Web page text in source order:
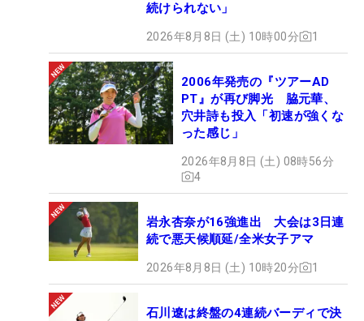
続けられない」
2026年8月8日 (土) 10時00分 1
2006年発売の『ツアーAD
PT』が再び脚光 脇元華、
穴井詩も投入「初速が強くな
った感じ」
2026年8月8日 (土) 08時56分
4
岩永杏奈が16強進出 大会は3日連
続で悪天候順延/全米女子アマ
2026年8月8日 (土) 10時20分 1
石川遼は終盤の4連続バーディで決